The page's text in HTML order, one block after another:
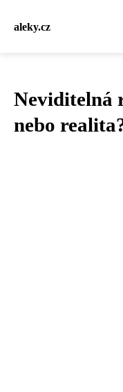
aleky.cz
Neviditelná
nebo